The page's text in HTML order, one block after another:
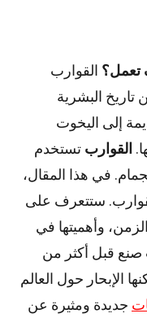
تعمل؟ القوارب
البشرية
إلى اليخوت
القوارب تستخدم
في هذا المقال،
عن القوارب. ستتعرف على
وأهميتها في
قبل أكثر من
الإبحار حول العالم
جديدة ومثيرة عن